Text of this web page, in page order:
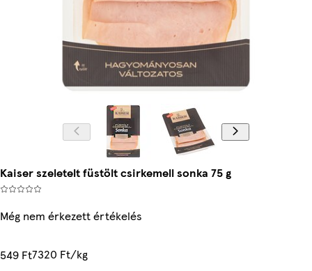
Kaiser szeletelt füstölt csirkemell sonka 75 g
Még nem érkezett értékelés
549 Ft7320 Ft/kg